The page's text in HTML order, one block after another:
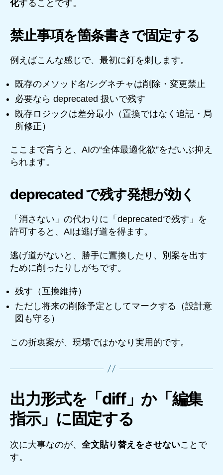
化することです。
禁止事項を箇条書きで固定する
例えばこんな感じで、最初に釘を刺します。
既存のメソッド名/シグネチャは削除・変更禁止
必要なら deprecated 扱いで残す
既存ロジックは差分最小（置換ではなく追記・局
所修正）
ここまで言うと、AIの“全体最適化欲”をだいぶ抑え
られます。
deprecated で残す発想が効く
「消さない」の代わりに「deprecatedで残す」を
許可すると、AIは逃げ道を得ます。
逃げ道がないと、勝手に置換したり、別案を出す
ために削ったりしがちです。
残す（互換維持）
ただし将来の削除予定としてマークする（設計意
図も守る）
この折衷案が、現場ではかなり実用的です。
出力形式を「diff」か「編集
指示」に固定する
次に大事なのが、 全文貼り替えをさせないことで
す。